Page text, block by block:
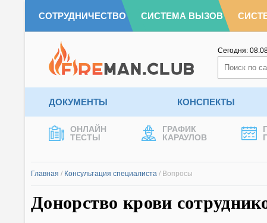
СОТРУДНИЧЕСТВО СИСТЕМА ВЫЗОВ
Сегодня:
ДОКУМЕНТЫ КОНСПЕКТЫ
ОНЛАЙН
ТЕСТЫ
ГРАФИК
КАРАУЛОВ
Главная / Консультация специалиста / Вопросы
Донорство крови